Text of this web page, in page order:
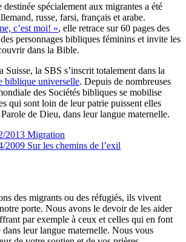
spécialement aux migrantes a été
russe, farsi, français et arabe.
c’est moi! », elle retrace sur 60 pages des
personnages bibliques féminins et invite les
dans la Bible.
Suisse, la SBS s’inscrit totalement dans la
biblique universelle. Depuis de nombreuses
des Sociétés bibliques se mobilise
qui sont loin de leur patrie puissent elles
de Dieu, dans leur langue maternelle.
2013 Migration
2009 Sur les chemins de l’exil
des migrants ou des réfugiés, ils vivent
porte. Nous avons le devoir de les aider
par exemple à ceux et celles qui en font
leur langue maternelle. Nous vous